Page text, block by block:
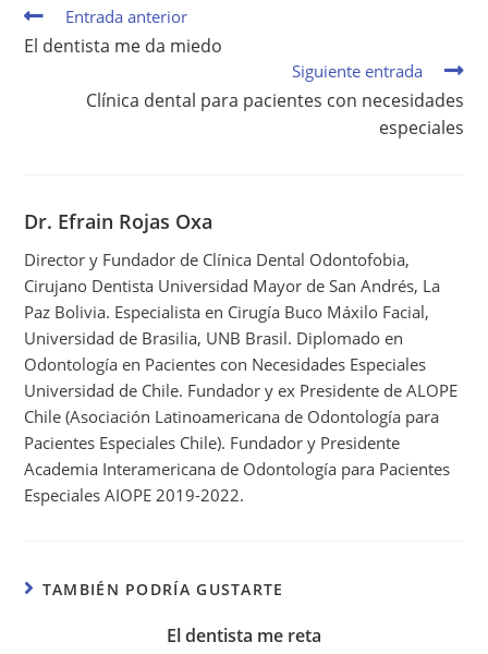
Entrada anterior
El dentista me da miedo
Siguiente entrada
Clínica dental para pacientes con necesidades
especiales
Dr. Efrain Rojas Oxa
Director y Fundador de Clínica Dental Odontofobia,
Cirujano Dentista Universidad Mayor de San Andrés, La
Paz Bolivia. Especialista en Cirugía Buco Máxilo Facial,
Universidad de Brasilia, UNB Brasil. Diplomado en
Odontología en Pacientes con Necesidades Especiales
Universidad de Chile. Fundador y ex Presidente de ALOPE
Chile (Asociación Latinoamericana de Odontología para
Pacientes Especiales Chile). Fundador y Presidente
Academia Interamericana de Odontología para Pacientes
Especiales AIOPE 2019-2022.
TAMBIÉN PODRÍA GUSTARTE
El dentista me reta